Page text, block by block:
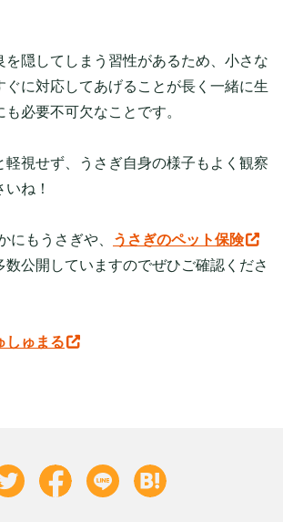
を隠してしまう習性があるため、小さな
ぐに対応してあげることが長く一緒に生
必要不可欠なことです。
軽視せず、うさぎ自身の様子もよく観察
ね！
にもうさぎや、
うさぎのペット保険
数公開していますのでぜひご確認くださ
しゅまる